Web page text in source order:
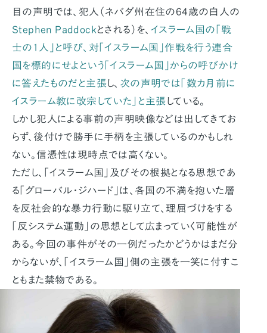
目の声明では、犯人（ネバダ州在住の64歳の白人の
Stephen Paddockとされる）を、 イスラーム国の「戦
士の1人」と呼び、対「イスラーム国」作戦を行う連合
国を標的にせよという「イスラーム国」からの呼びかけ
に答えたものだと主張し、 次の声明では「数カ月前に
イスラーム教に改宗していた」と主張 している。
しかし犯人による事前の声明映像などは出してきてお
らず、後付けで勝手に手柄を主張しているのかもしれ
ない。信憑性は現時点では高くない。
ただし、「イスラーム国」及びその根拠となる思想であ
る「グローバル・ジハード」は、各国の不満を抱いた層
を反社会的な暴力行動に駆り立て、理屈づけをする
「反システム運動」の思想として広まっていく可能性が
ある。今回の事件がその一例だったかどうかはまだ分
からないが、「イスラーム国」側の主張を一笑に付すこ
ともまた禁物である。